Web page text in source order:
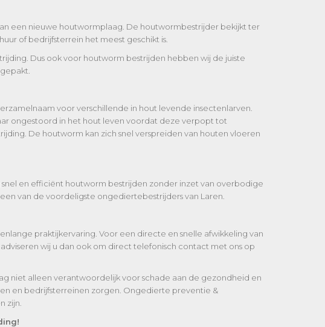
een nieuwe houtwormplaag. De houtwormbestrijder bekijkt ter
of bedrijfsterrein het meest geschikt is.
Dus ook voor houtworm bestrijden hebben wij de juiste
voor verschillende in hout levende insectenlarven.
ongestoord in het hout leven voordat deze verpopt tot
De houtworm kan zich snel verspreiden van houten vloeren
en efficiënt houtworm bestrijden zonder inzet van overbodige
van de voordeligste ongediertebestrijders van Laren.
praktijkervaring. Voor een directe en snelle afwikkeling van
wij u dan ook om direct telefonisch contact met ons op
niet alleen verantwoordelijk voor schade aan de gezondheid en
en bedrijfsterreinen zorgen. Ongedierte preventie &
zijn.